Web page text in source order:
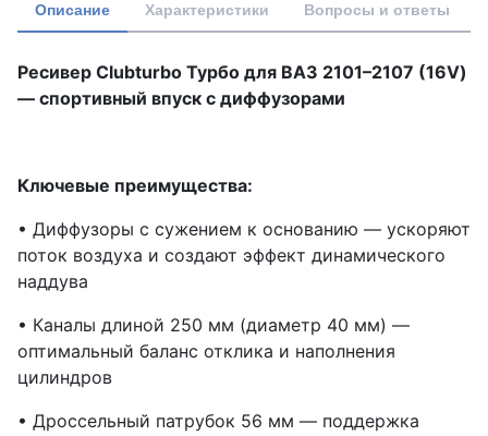
Описание Характеристики Вопросы и ответы
Ресивер Clubturbo Турбо для ВАЗ 2101–2107 (16V)
— спортивный впуск с диффузорами
Ключевые преимущества:
• Диффузоры с сужением к основанию — ускоряют
поток воздуха и создают эффект динамического
наддува
• Каналы длиной 250 мм (диаметр 40 мм) —
оптимальный баланс отклика и наполнения
цилиндров
• Дроссельный патрубок 56 мм — поддержка